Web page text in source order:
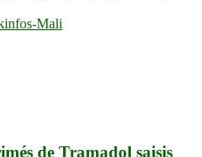
Mali
de Tramadol saisis